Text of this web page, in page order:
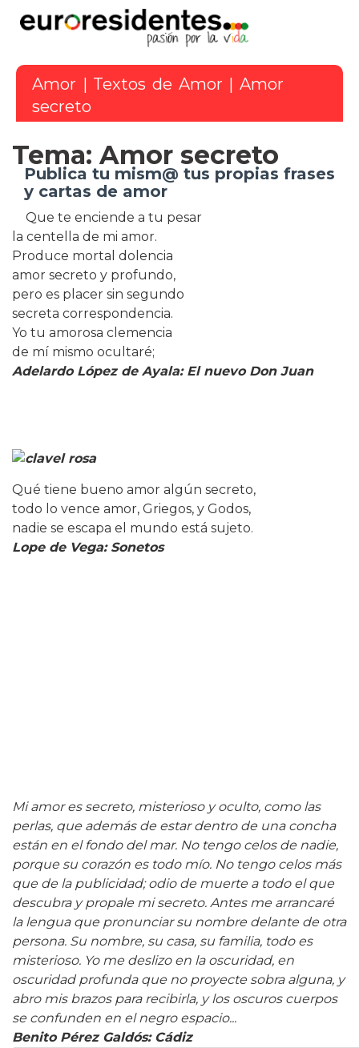
Amor Textos de Amor | Amor
secreto
Tema: Amor secreto
Publica tu mism@ tus propias frases
y cartas de amor
Que te enciende a tu pesar
la centella de mi amor.
Produce mortal dolencia
amor secreto y profundo,
pero es placer sin segundo
secreta correspondencia.
Yo tu amorosa clemencia
de mí mismo ocultaré;
Adelardo López de Ayala: El nuevo Don Juan
Qué tiene bueno amor algún secreto,
todo lo vence amor, Griegos, y Godos,
nadie se escapa el mundo está sujeto.
Lope de Vega: Sonetos
Mi amor es secreto, misterioso y oculto, como las
perlas, que además de estar dentro de una concha
están en el fondo del mar. No tengo celos de nadie,
porque su corazón es todo mío. No tengo celos más
que de la publicidad; odio de muerte a todo el que
descubra y propale mi secreto. Antes me arrancaré
la lengua que pronunciar su nombre delante de otra
persona. Su nombre, su casa, su familia, todo es
misterioso. Yo me deslizo en la oscuridad, en
oscuridad profunda que no proyecte sobra alguna, y
abro mis brazos para recibirla, y los oscuros cuerpos
se confunden en el negro espacio...
Benito Pérez Galdós: Cádiz